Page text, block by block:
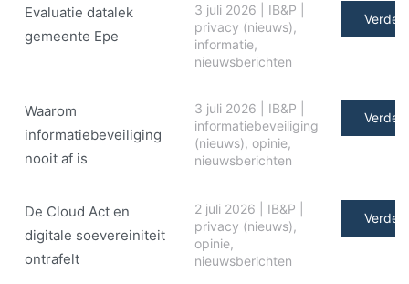
Evaluatie datalek
gemeente Epe
3 juli 2026 IB&P
privacy (nieuws),
informatie,
nieuwsberichten
Verder
Waarom
informatiebeveiliging
nooit af is
3 juli 2026 IB&P
informatiebeveiliging
(nieuws), opinie,
nieuwsberichten
Verder
De Cloud Act en
digitale soe­ve­rei­ni­teit
ontrafelt
2 juli 2026 IB&P
privacy (nieuws),
opinie,
nieuwsberichten
Verder